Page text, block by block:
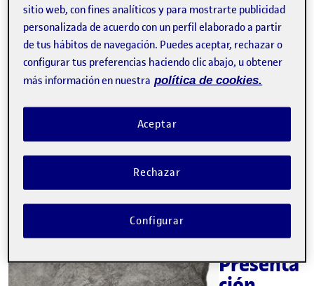
Tweet
La inscripción ha finalizado.
Inscribirse
Acerca del evento
Categorías:
Presenta
sitio web, con fines analíticos y para mostrarte publicidad
personalizada de acuerdo con un perfil elaborado a partir
de tus hábitos de navegación. Puedes aceptar, rechazar o
configurar tus preferencias haciendo clic abajo, u obtener
más información en nuestra política de cookies.
Rechazar
Aceptar
Configurar